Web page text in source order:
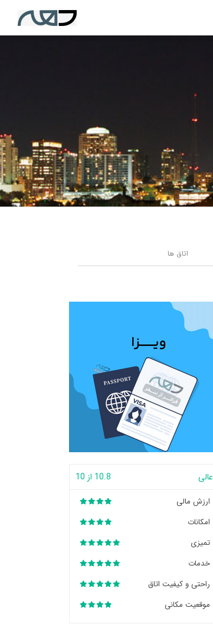
اتاق ها
عالی 10.8 از 10
ارزش مالی
امکانات
تمیزی
خدمات
راحتی و کیفیت اتاق
موقعیت مکانی